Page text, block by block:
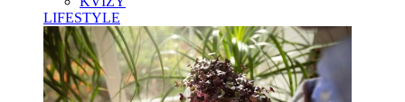
LIFESTYLE